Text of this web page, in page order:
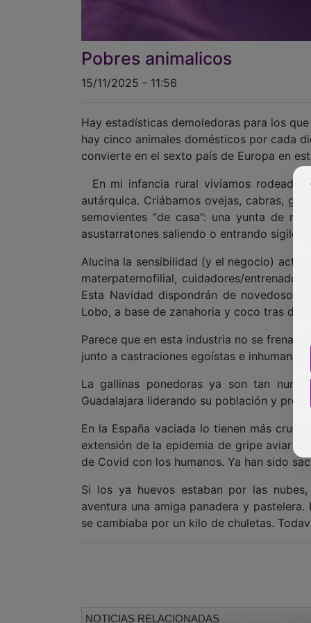
Pobres animalicos
15/11/2025 - 11:56
Hay estadísticas demoledoras para los
hay cinco animales domésticos por cada
convierte en el sexto país de Europa en
En mi infancia rural vivíamos rodeados
autárquica. Criábamos ovejas, cabras,
semovientes “de casa”: una yunta de
asustarratones saliendo o entrando
Alucina la sensibilidad (y el negocio)
materpaternofilial, cuidadores/
Esta Navidad dispondrán de novedosos
Lobo, a base de zanahoria y coco tras
Parece que en esta industria no se frenan
junto a castraciones egoístas e inhumanas.
La gallinas ponedoras ya son tan
Guadalajara liderando su población y
En la España vaciada lo tienen más
extensión de la epidemia de gripe aviar a
de Covid con los humanos. Ya han sido
Si los ya huevos estaban por las
aventura una amiga panadera y
se cambiaba por un kilo de chuletas.
NOTICIAS RELACIONADAS